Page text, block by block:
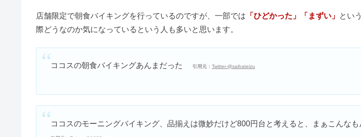
ココス朝食バイキングはひどい＆まずいの？口コミまとめ